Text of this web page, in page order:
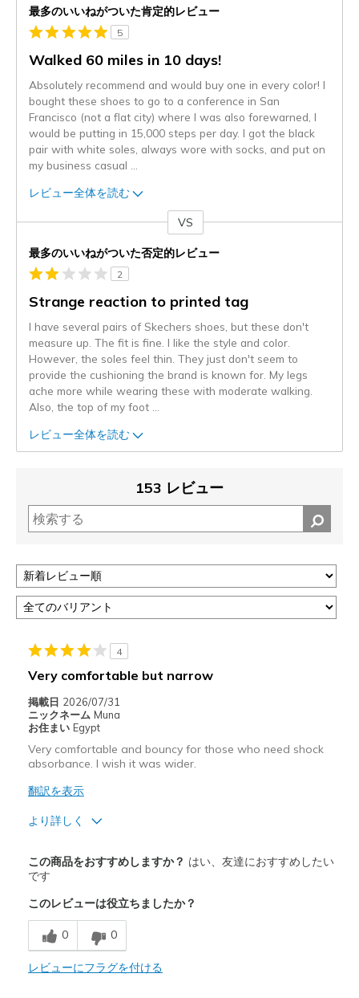
最多のいいねがついた肯定的レビュー
5
Walked 60 miles in 10 days!
Absolutely recommend and would buy one in every color! I
bought these shoes to go to a conference in San
Francisco (not a flat city) where I was also forewarned, I
would be putting in 15,000 steps per day. I got the black
pair with white soles, always wore with socks, and put on
my business casual
レビュー全体を読む
VS
最多のいいねがついた否定的レビュー
2
Strange reaction to printed tag
I have several pairs of Skechers shoes, but these don't
measure up. The fit is fine. I like the style and color.
However, the soles feel thin. They just don't seem to
provide the cushioning the brand is known for. My legs
ache more while wearing these with moderate walking.
Also, the top of my foot
レビュー全体を読む
153 レビュー
4
Very comfortable but narrow
掲載日 2026/07/31
ニックネーム Muna
お住まい Egypt
Very comfortable and bouncy for those who need shock
absorbance. I wish it was wider.
翻訳を表示
より詳しく
Attractive Design
Comfortable
Stylish
Width
Feels too narrow
この商品をおすすめしますか？ はい、友達におすすめしたい
です
このレビューは役立ちましたか？
0 0
レビューにフラグを付ける